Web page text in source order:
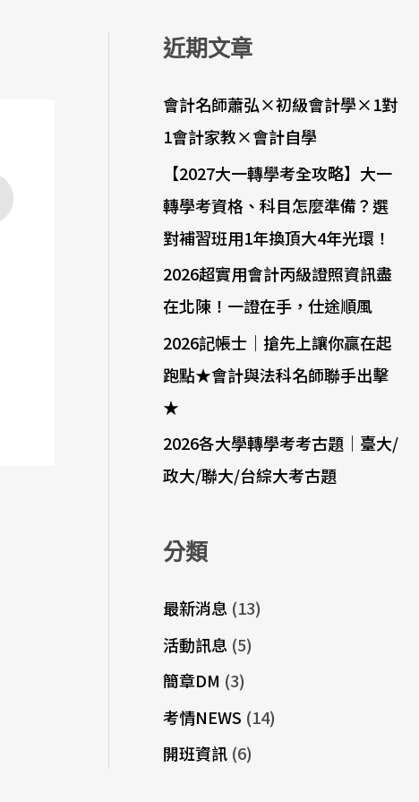
近期文章
會計名師蕭弘×初級會計學×1對
1會計家教×會計自學
【2027大一轉學考全攻略】大一
轉學考資格、科目怎麼準備？選
對補習班用1年換頂大4年光環！
2026超實用會計丙級證照資訊盡
在北陳！一證在手，仕途順風
2026記帳士｜搶先上讓你贏在起
跑點★會計與法科名師聯手出擊
★
2026各大學轉學考考古題｜臺大/
政大/聯大/台綜大考古題
分類
最新消息 (13)
活動訊息 (5)
簡章DM (3)
考情NEWS (14)
開班資訊 (6)